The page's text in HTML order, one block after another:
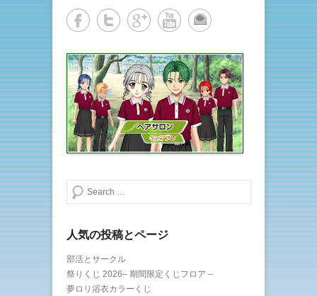
検索する
人気の投稿とページ
部活とサークル
祭りくじ 2026– 期間限定くじフロア –
夢ロリ浴衣カラーくじ